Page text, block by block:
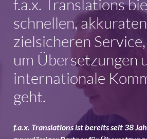
f.a.x. Translations
schnellen,
zielsicheren
um Übersetzungen
internationale
geht.
f.a.x. Translations ist bereits seit 38